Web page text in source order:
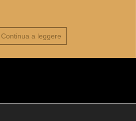
Continua a leggere